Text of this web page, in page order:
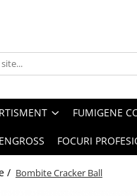
FUMIGENE
FOCURI
/ Bombite Cracker Ball